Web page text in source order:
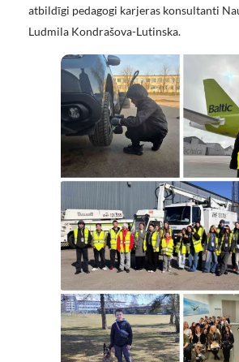
atbildīgi pedagogi karjeras konsultanti
Ludmila Kondrašova-Lutinska.